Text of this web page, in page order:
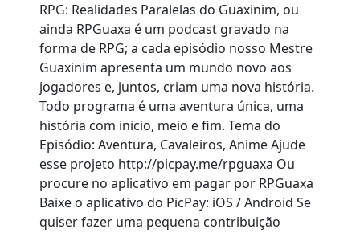
Share
RPG: Realidades Paralelas do Guaxinim, ou
ainda RPGuaxa é um podcast gravado na
forma de RPG; a cada episódio nosso Mestre
Guaxinim apresenta um mundo novo aos
jogadores e, juntos, criam uma nova história.
Todo programa é uma aventura única, uma
história com inicio, meio e fim. Tema do
Episódio: Aventura, Cavaleiros, Anime Ajude
esse projeto http://picpay.me/rpguaxa Ou
procure no aplicativo em pagar por RPGuaxa
Baixe o aplicativo do PicPay: iOS / Android Se
quiser fazer uma pequena contribuição